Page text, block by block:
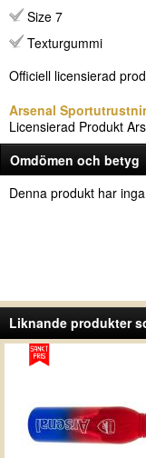
Size 7
Texturgummi
Officiell licensierad
Arsenal
Licensierad Produkt
Omdömen och betyg
Denna produkt har
Liknande produkter